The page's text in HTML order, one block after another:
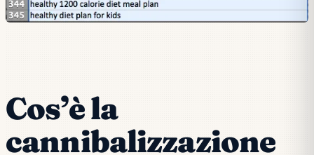
Cos’è la
cannibalizzazione